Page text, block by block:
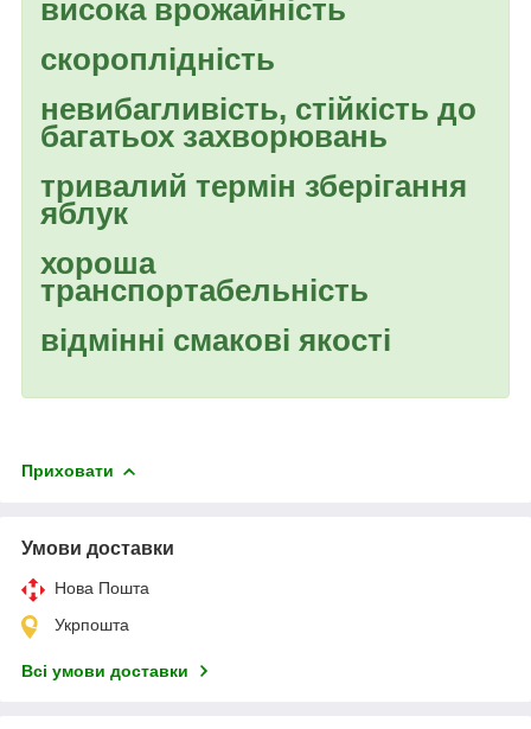
висока врожайність
скороплідність
невибагливість, стійкість до
багатьох захворювань
тривалий термін зберігання
яблук
хороша
транспортабельність
відмінні смакові якості
Приховати
Умови доставки
Нова Пошта
Укрпошта
Всі умови доставки